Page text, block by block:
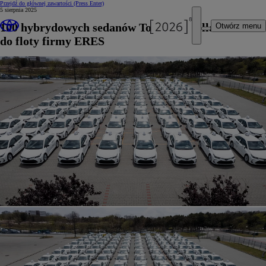
Przejdź do głównej zawartości (Press Enter)
Otwórz menu
5 sierpnia 2025
100 hybrydowych sedanów Toyota Corolla trafiło
do floty firmy ERES